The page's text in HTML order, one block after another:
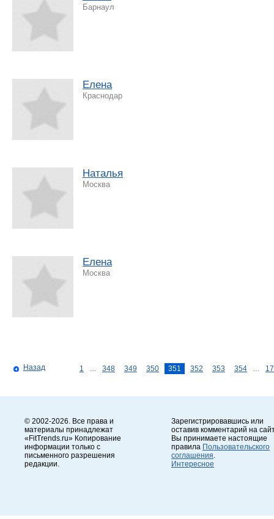
Барнаул
Елена
Краснодар
Наталья
Москва
Елена
Москва
Назад 1 348 349 350 351 352 353 354
© 2002-2026. Все права и
материалы принадлежат
«FitTrends.ru» Копирование
информации только с
письменного разрешения
редакции.
Зарегистрировавшись или
оставив комментарий на
Вы принимаете настоящие
правила Пользовательского
соглашения
Интересное